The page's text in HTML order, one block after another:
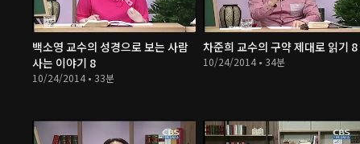
백소영 교수의 성경으로 보는 사람
사는 이야기 8
10/24/2014 • 33분
차준희 교수의 구약 제대로 읽기 8
10/24/2014 • 34분